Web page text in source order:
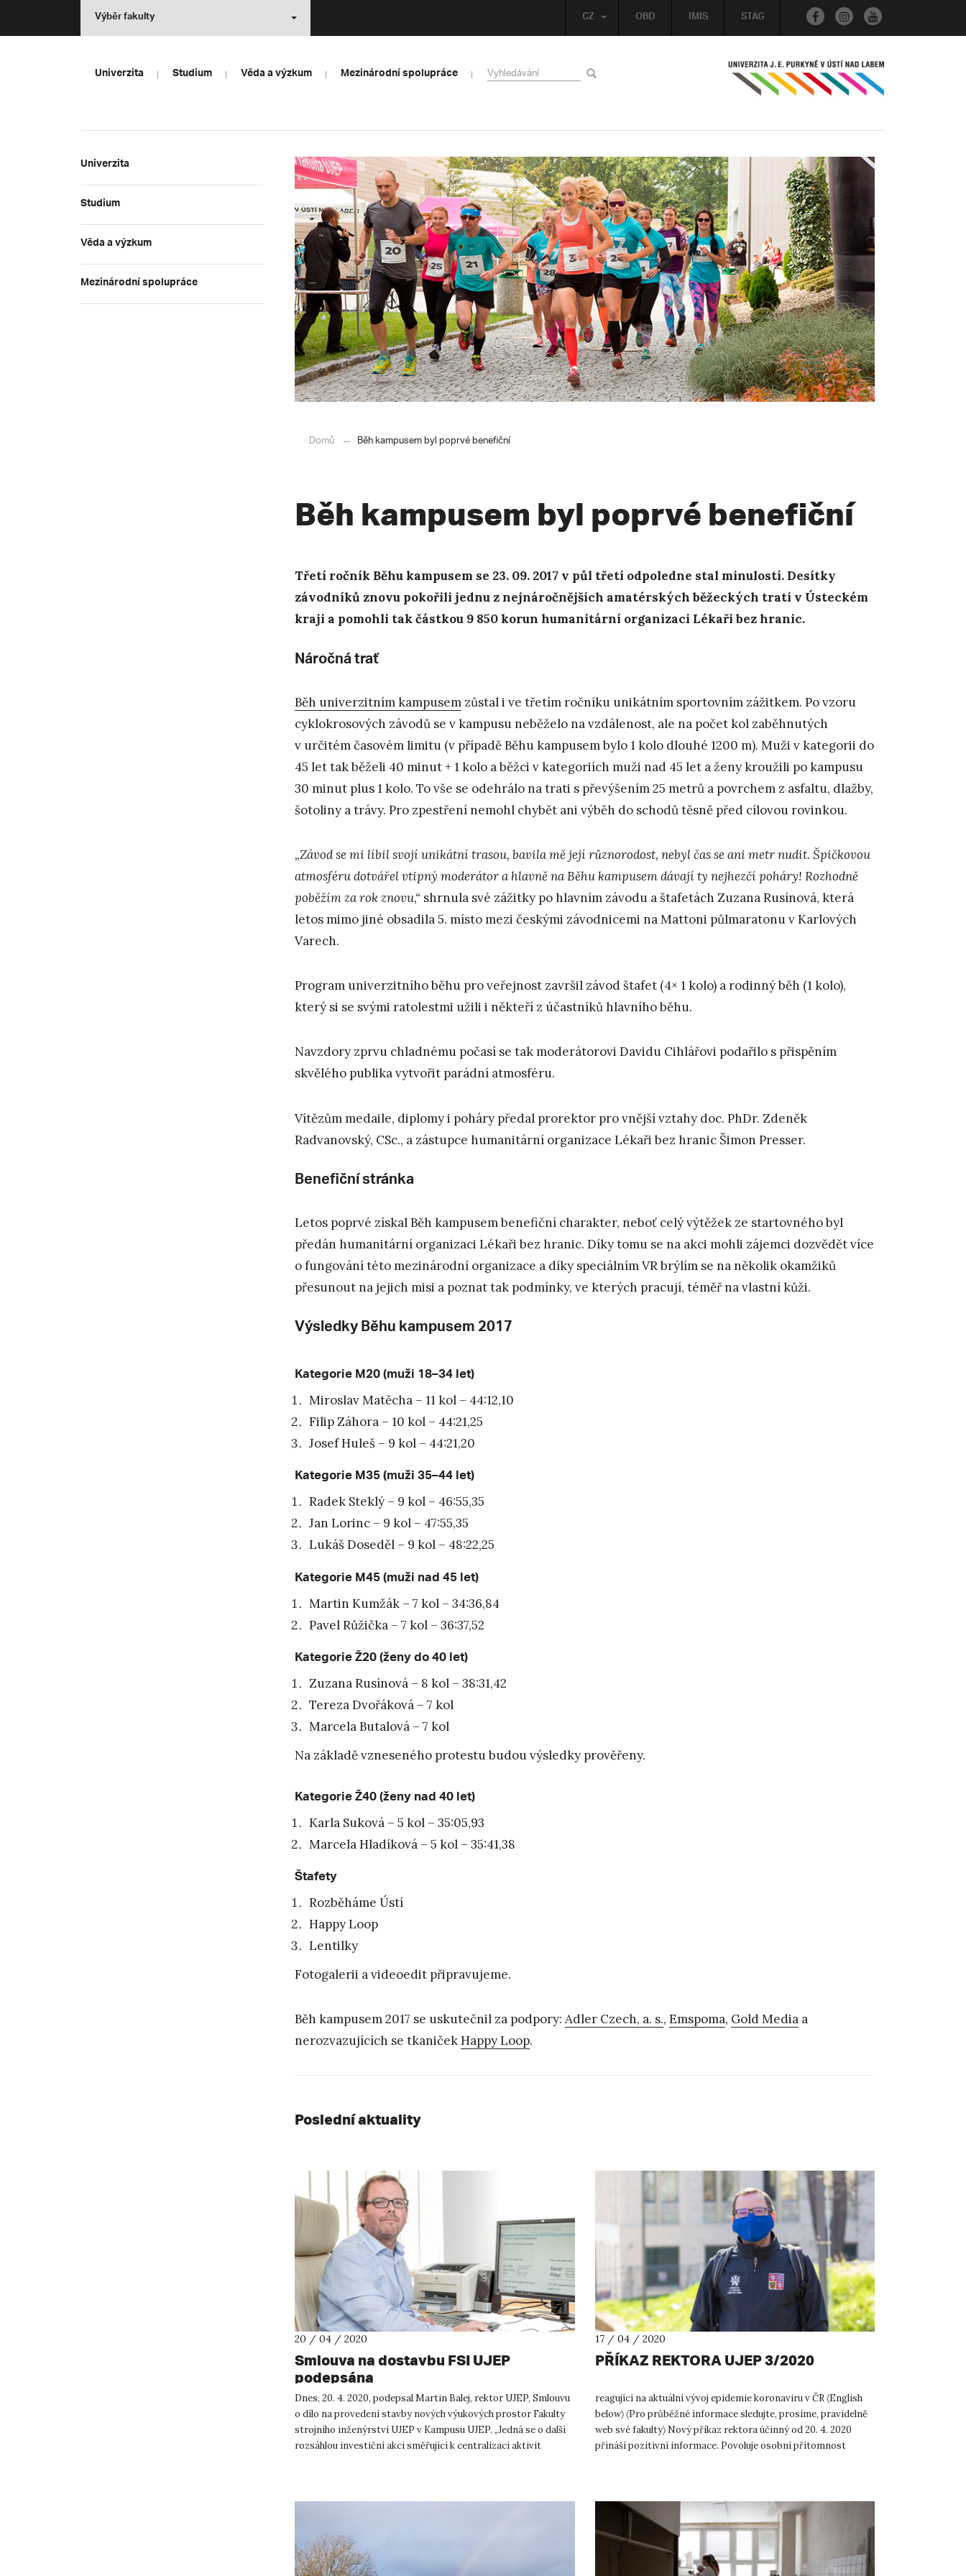
OBD IMIS STAG
CZ
Výběr fakulty
Univerzita Studium Věda a výzkum Mezinárodní spolupráce
Univerzita
Studium
Věda a výzkum
Mezinárodní spolupráce
Domů Běh kampusem byl poprvé benefiční
Běh kampusem byl poprvé benefiční
Třetí ročník Běhu kampusem se 23. 09. 2017 v půl třetí odpoledne stal minulostí. Desítky
závodníků znovu pokořili jednu z nejnáročnějších amatérských běžeckých tratí v Ústeckém
kraji a pomohli tak částkou 9 850 korun humanitární organizaci Lékaři bez hranic.
Náročná trať
Běh univerzitním kampusem zůstal i ve třetím ročníku unikátním sportovním zážitkem. Po vzoru
cyklokrosových závodů se v kampusu neběželo na vzdálenost, ale na počet kol zaběhnutých
v určitém časovém limitu (v případě Běhu kampusem bylo 1 kolo dlouhé 1200 m). Muži v kategorii do
45 let tak běželi 40 minut + 1 kolo a běžci v kategoriích muži nad 45 let a ženy kroužili po kampusu
30 minut plus 1 kolo. To vše se odehrálo na trati s převýšením 25 metrů a povrchem z asfaltu, dlažby,
šotoliny a trávy. Pro zpestření nemohl chybět ani výběh do schodů těsně před cílovou rovinkou.
„Závod se mi líbil svojí unikátní trasou, bavila mě její různorodost, nebyl čas se ani metr nudit. Špičkovou
atmosféru dotvářel vtipný moderátor a hlavně na Běhu kampusem dávají ty nejhezčí poháry! Rozhodně
poběžím za rok znovu,“ shrnula své zážitky po hlavním závodu a štafetách Zuzana Rusínová, která
letos mimo jiné obsadila 5. místo mezi českými závodnicemi na Mattoni půlmaratonu v Karlových
Varech.
Program univerzitního běhu pro veřejnost završil závod štafet (4× 1 kolo) a rodinný běh (1 kolo),
který si se svými ratolestmi užili i někteří z účastníků hlavního běhu.
Navzdory zprvu chladnému počasí se tak moderátorovi Davidu Cihlářovi podařilo s přispěním
skvělého publika vytvořit parádní atmosféru.
Vítězům medaile, diplomy i poháry předal prorektor pro vnější vztahy doc. PhDr. Zdeněk
Radvanovský, CSc., a zástupce humanitární organizace Lékaři bez hranic Šimon Presser.
Benefiční stránka
Letos poprvé získal Běh kampusem benefiční charakter, neboť celý výtěžek ze startovného byl
předán humanitární organizaci Lékaři bez hranic. Díky tomu se na akci mohli zájemci dozvědět více
o fungování této mezinárodní organizace a díky speciálním VR brýlím se na několik okamžiků
přesunout na jejich misi a poznat tak podmínky, ve kterých pracují, téměř na vlastní kůži.
Výsledky Běhu kampusem 2017
Kategorie M20 (muži 18–34 let)
Miroslav Matěcha – 11 kol – 44:12,10
Filip Záhora – 10 kol – 44:21,25
Josef Huleš – 9 kol – 44:21,20
Kategorie M35 (muži 35–44 let)
Radek Steklý – 9 kol – 46:55,35
Jan Lorinc – 9 kol – 47:55,35
Lukáš Doseděl – 9 kol – 48:22,25
Kategorie M45 (muži nad 45 let)
Martin Kumžák – 7 kol – 34:36,84
Pavel Růžička – 7 kol – 36:37,52
Kategorie Ž20 (ženy do 40 let)
Zuzana Rusínová – 8 kol – 38:31,42
Tereza Dvořáková – 7 kol
Marcela Butalová – 7 kol
Na základě vzneseného protestu budou výsledky prověřeny.
Kategorie Ž40 (ženy nad 40 let)
Karla Suková – 5 kol – 35:05,93
Marcela Hladíková – 5 kol – 35:41,38
Štafety
Rozběháme Ústí
Happy Loop
Lentilky
Fotogalerii a videoedit připravujeme.
Běh kampusem 2017 se uskutečnil za podpory: Adler Czech, a. s., Emspoma, Gold Media a
nerozvazujících se tkaničekHappy Loop.
Poslední aktuality
20 / 04 / 2020
Smlouva na dostavbu FSI UJEP
podepsána
Dnes, 20. 4. 2020, podepsal Martin Balej, rektor UJEP, Smlouvu
o dílo na provedení stavby nových výukových prostor Fakulty
strojního inženýrství UJEP v Kampusu UJEP. „Jedná se o další
rozsáhlou investiční akci směřující k centralizaci aktivit
17 / 04 / 2020
PŘÍKAZ REKTORA UJEP 3/2020
reagující na aktuální vývoj epidemie koronaviru v ČR 〈English
below〉 〈Pro průběžné informace sledujte, prosíme, pravidelně
web své fakulty〉 Nový příkaz rektora účinný od 20. 4. 2020
přináší pozitivní informace. Povoluje osobní přítomnost